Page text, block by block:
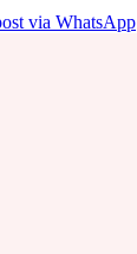
via WhatsApp